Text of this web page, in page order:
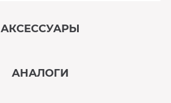
АКСЕССУАРЫ
АНАЛОГИ